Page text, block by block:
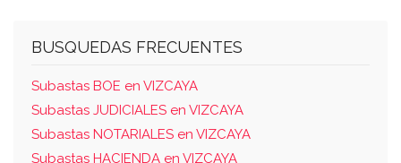
BUSQUEDAS FRECUENTES
Subastas BOE en VIZCAYA
Subastas JUDICIALES en VIZCAYA
Subastas NOTARIALES en VIZCAYA
Subastas HACIENDA en VIZCAYA